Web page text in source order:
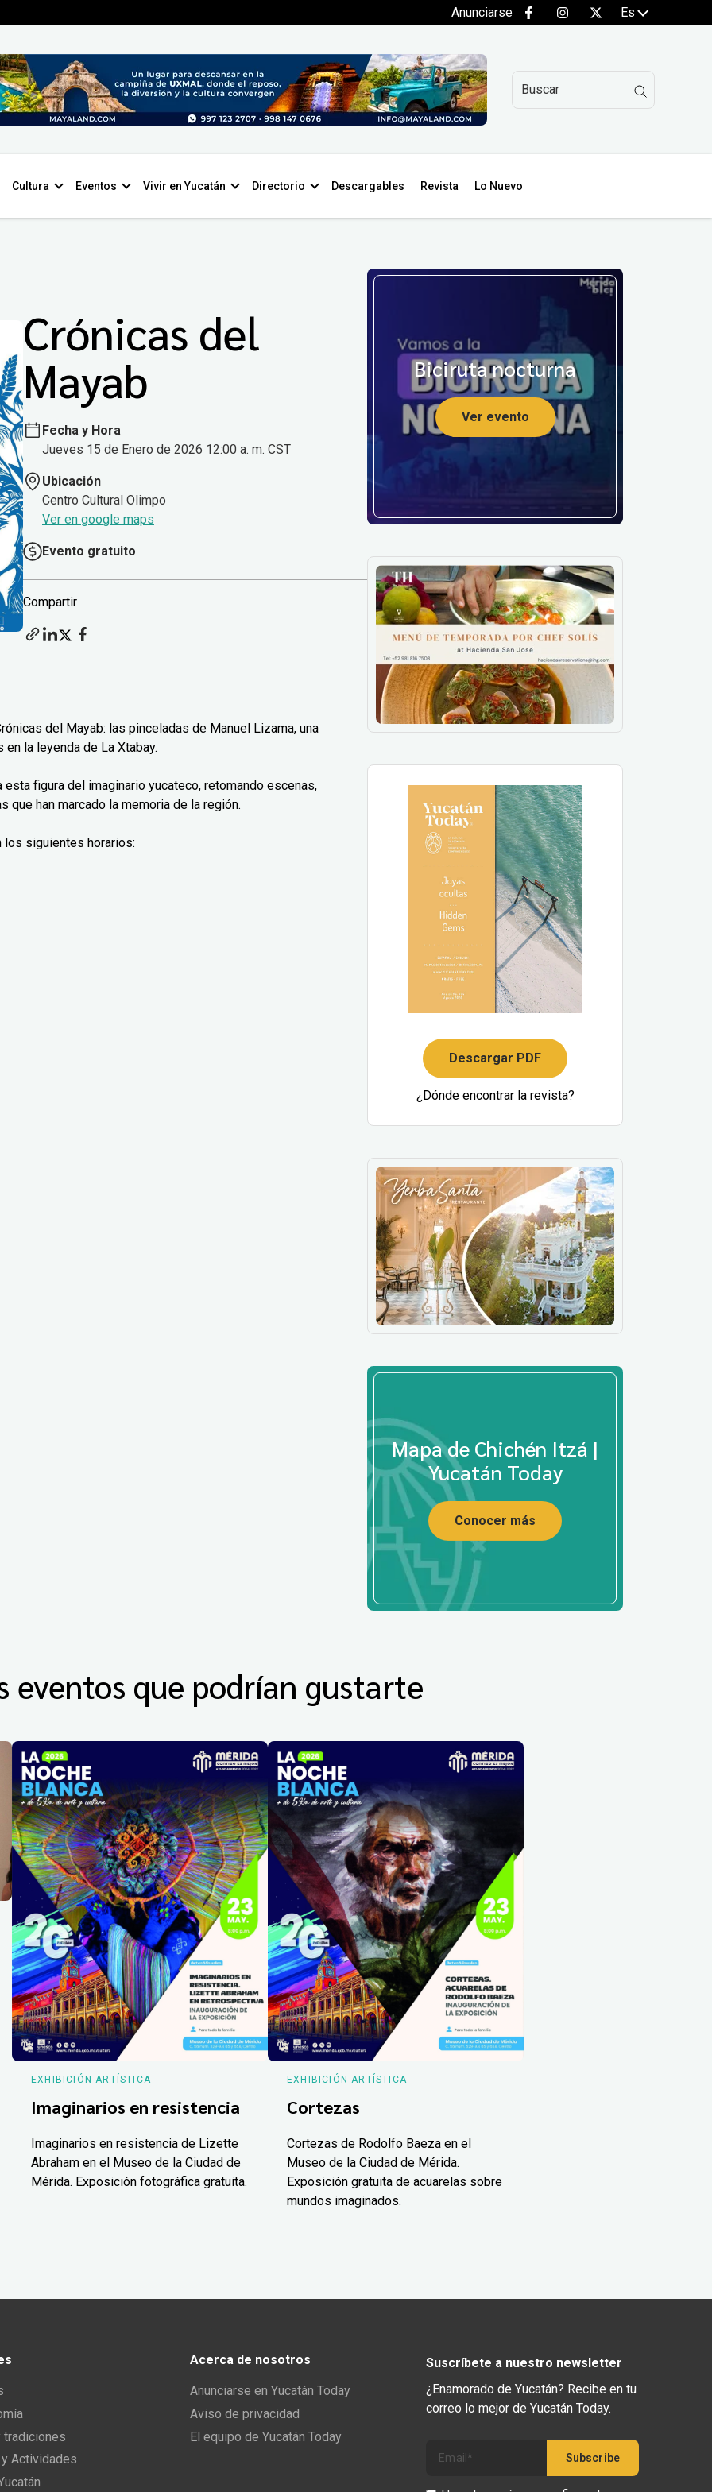
Anunciarse Es
Cultura Eventos Vivir en Yucatán Directorio Descargables Revista Lo Nuevo
Crónicas del
Mayab
Fecha y Hora
Jueves 15 de Enero de 2026 12:00 a. m. CST
Ubicación
Centro Cultural Olimpo
Ver en google maps
Evento gratuito
Compartir
del Mayab: las pinceladas de Manuel Lizama, una
la leyenda de La Xtabay.
figura del imaginario yucateco, retomando escenas,
han marcado la memoria de la región.
siguientes horarios:
Biciruta nocturna
Ver evento
Descargar PDF
¿Dónde encontrar la revista?
Mapa de Chichén Itzá |
Yucatán Today
Conocer más
eventos que podrían gustarte
EXHIBICIÓN ARTÍSTICA
Imaginarios en resistencia
Imaginarios en resistencia de Lizette
Abraham en el Museo de la Ciudad de
Mérida. Exposición fotográfica gratuita.
EXHIBICIÓN ARTÍSTICA
Cortezas
Cortezas de Rodolfo Baeza en el
Museo de la Ciudad de Mérida.
Exposición gratuita de acuarelas sobre
mundos imaginados.
tradiciones
Actividades
Acerca de nosotros
Anunciarse en Yucatán Today
Aviso de privacidad
El equipo de Yucatán Today
Suscríbete a nuestro newsletter
¿Enamorado de Yucatán? Recibe en tu
correo lo mejor de Yucatán Today.